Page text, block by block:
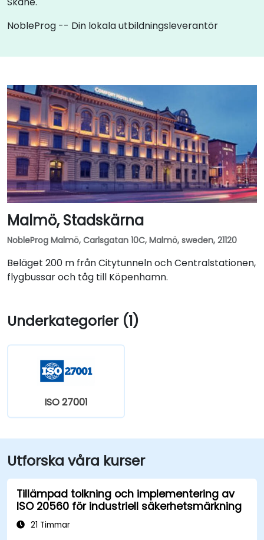
NobleProg -- Din lokala utbildningsleverantör
Malmö, Stadskärna
NobleProg Malmö, Carlsgatan 10C, Malmö, sweden, 21120
Beläget 200 m från Citytunneln och Centralstationen,
flygbussar och tåg till Köpenhamn.
Underkategorier (1)
ISO 27001
Utforska våra kurser
Tillämpad tolkning och implementering av
ISO 20560 för industriell säkerhetsmärkning
21 Timmar